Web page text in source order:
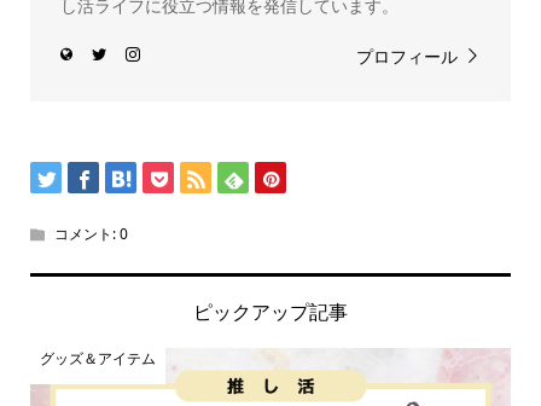
し活ライフに役立つ情報を発信しています。
プロフィール
コメント:0
ピックアップ記事
グッズ＆アイテム